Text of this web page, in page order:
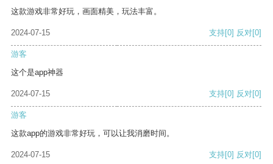
这款游戏非常好玩，画面精美，玩法丰富。
2024-07-15 支持[0] 反对[0]
游客
这个是app神器
2024-07-15 支持[0] 反对[0]
游客
这款app的游戏非常好玩，可以让我消磨时间。
2024-07-15 支持[0] 反对[0]